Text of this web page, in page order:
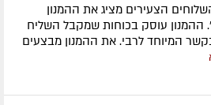
הצעירים מציג את ההמנון
ההמנון עוסק בכוחות שמקבל השליח
המיוחד לרבי. את ההמנון מבצעים